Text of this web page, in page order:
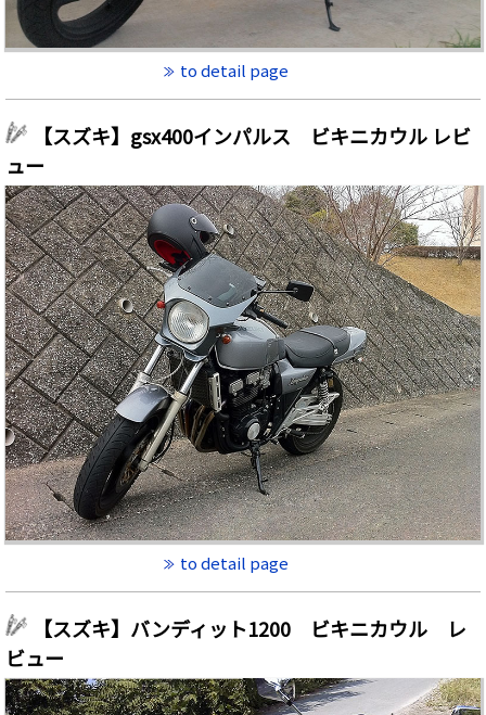
to detail page
【スズキ】gsx400インパルス ビキニカウル レビ
ュー
to detail page
【スズキ】バンディット1200 ビキニカウル レ
ビュー